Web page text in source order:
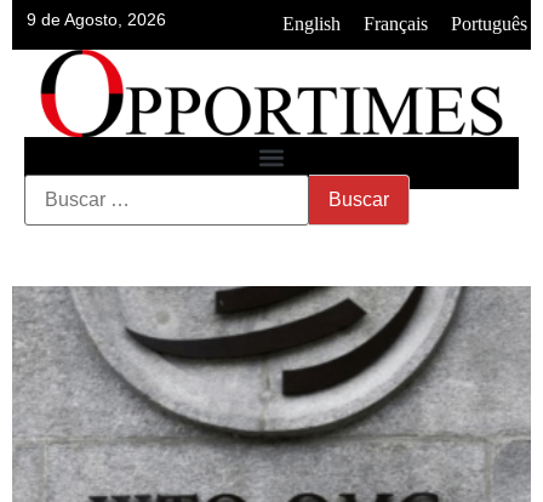
9 de Agosto, 2026 English Français Português